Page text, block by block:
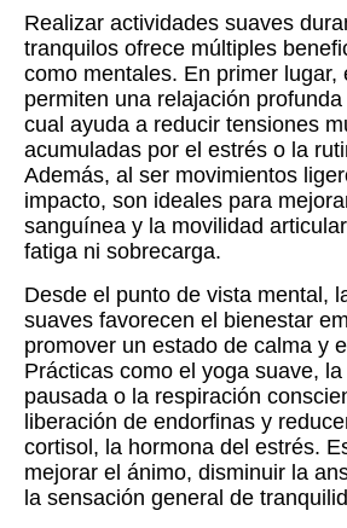
Realizar actividades suaves
tranquilos ofrece múltiples
como mentales. En primer lugar,
permiten una relajación
cual ayuda a reducir tensiones
acumuladas por el estrés o la
Además, al ser movimientos
impacto, son ideales para
sanguínea y la movilidad
fatiga ni sobrecarga.
Desde el punto de vista mental,
suaves favorecen el bienestar
promover un estado de calma y
Prácticas como el yoga suave,
pausada o la respiración
liberación de endorfinas y
cortisol, la hormona del estrés.
mejorar el ánimo, disminuir la
la sensación general de